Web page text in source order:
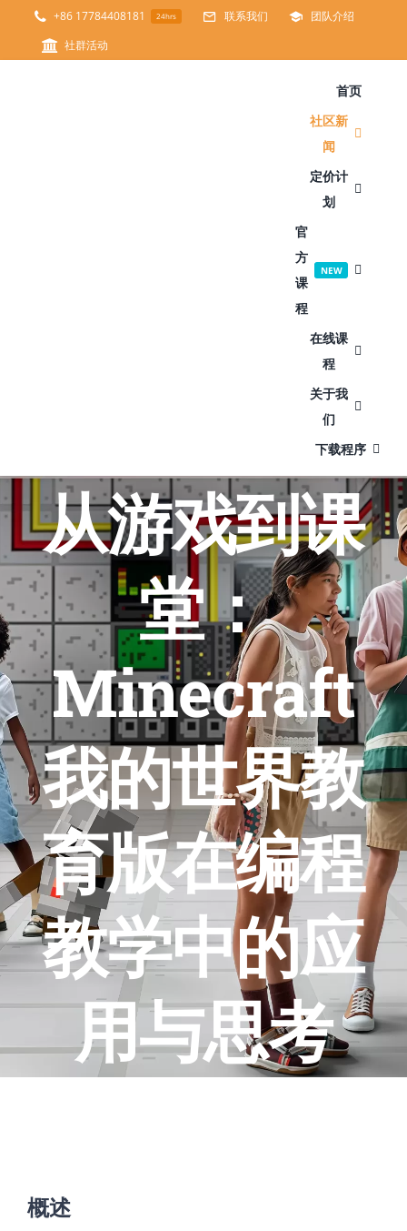
+86 17784408181 24hrs 联系我们
团队介绍
社群活动
首页
社区新
闻
定价计
划
官
方
课
程
NEW
在线课
程
关于我
们
下载程序
从游戏到课
堂：
Minecraft
我的世界教
育版在编程
教学中的应
用与思考
概述